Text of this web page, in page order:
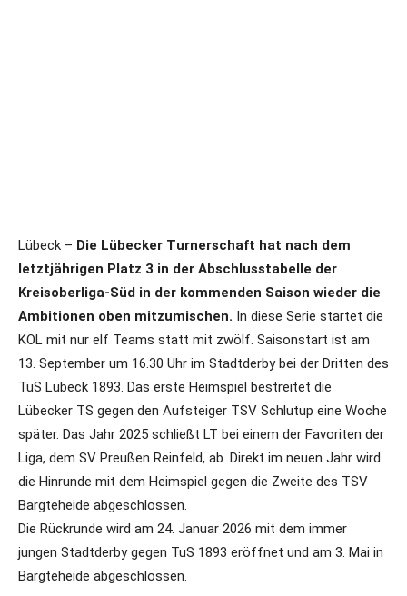
Lübeck – Die Lübecker Turnerschaft hat nach dem
letztjährigen Platz 3 in der Abschlusstabelle der
Kreisoberliga-Süd in der kommenden Saison wieder die
Ambitionen oben mitzumischen. In diese Serie startet die
KOL mit nur elf Teams statt mit zwölf. Saisonstart ist am
13. September um 16.30 Uhr im Stadtderby bei der Dritten des
TuS Lübeck 1893. Das erste Heimspiel bestreitet die
Lübecker TS gegen den Aufsteiger TSV Schlutup eine Woche
später. Das Jahr 2025 schließt LT bei einem der Favoriten der
Liga, dem SV Preußen Reinfeld, ab. Direkt im neuen Jahr wird
die Hinrunde mit dem Heimspiel gegen die Zweite des TSV
Bargteheide abgeschlossen.
Die Rückrunde wird am 24. Januar 2026 mit dem immer
jungen Stadtderby gegen TuS 1893 eröffnet und am 3. Mai in
Bargteheide abgeschlossen.